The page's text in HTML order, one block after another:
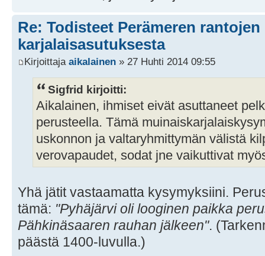
Re: Todisteet Perämeren rantojen
karjalaisasutuksesta
Kirjoittaja aikalainen » 27 Huhti 2014 09:55
Sigfrid kirjoitti:
Aikalainen, ihmiset eivät asuttaneet
perusteella. Tämä
uskonnon ja valtaryhmittymän välistä
verovapaudet, sodat jne vaikuttivat
Yhä jätit vastaamatta kysymyksiini.
tämä: "Pyhäjärvi oli looginen paikka
Pähkinäsaaren rauhan jälkeen".
päästä 1400-luvulla.)